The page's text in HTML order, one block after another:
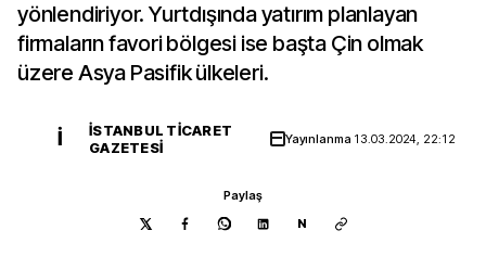
yönlendiriyor. Yurtdışında yatırım planlayan
firmaların favori bölgesi ise başta Çin olmak
üzere Asya Pasifik ülkeleri.
İ
İSTANBUL TICARET
GAZETESI
Yayınlanma 13.03.2024, 22:12
Paylaş
N